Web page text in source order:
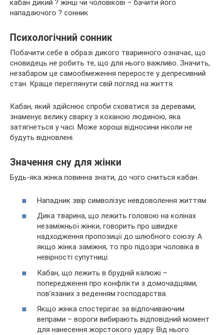
Психологічний сонник
Побачити себе в образі дикого тваринного означає, що
сновидець не робить те, що для нього важливо. Значить,
незабаром це самообмеження переросте у депресивний
стан. Краще переглянути свій погляд на життя.
Кабан, який здійснює спроби сховатися за деревами,
знаменує велику сварку з коханою людиною, яка
затягнеться у часі. Може хороші відносини ніколи не
будуть відновлені.
Значення сну для жінки
Будь-яка жінка повинна знати, до чого сниться кабан.
Нападник звір символізує невдоволення життям.
Дика тварина, що лежить головою на колінах
незаміжньої жінки, говорить про швидке
надходження пропозиції до шлюбного союзу. А
якщо жінка заміжня, то про підозри чоловіка в
невірності супутниці.
Кабан, що лежить в брудній калюжі –
попередження про конфлікти з домочадцями,
пов’язаних з веденням господарства.
Якщо жінка спостерігає за відпочиваючим
вепрами – вороги вибирають відповідний момент
для нанесення жорстокого удару. Від нього